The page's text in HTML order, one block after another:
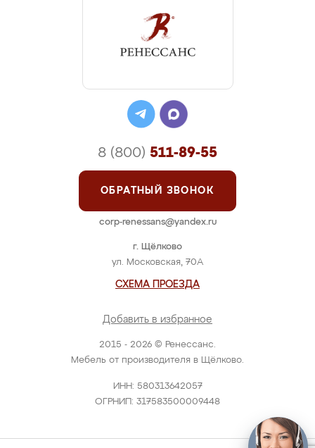
2015 - 2026 © Ренессанс.
Мебель от производителя в Щёлково.
ИНН: 580313642057
ОГРНИП: 317583500009448
г. Щёлково
ул. Московская, 70А
СХЕМА ПРОЕЗДА
Добавить в избранное
8 (800) 511-89-55
ОБРАТНЫЙ ЗВОНОК
corp-renessans@yandex.ru